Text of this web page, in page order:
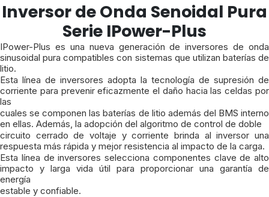
Inversor de Onda Senoidal Pura
Serie IPower-Plus
IPower-Plus es una nueva generación de inversores de onda
sinusoidal pura compatibles con sistemas que utilizan baterías de
litio.
Esta línea de inversores adopta la tecnología de supresión de
corriente para prevenir eficazmente el daño hacia las celdas por
las
cuales se componen las baterías de litio además del BMS interno
en ellas. Además, la adopción del algoritmo de control de doble
circuito cerrado de voltaje y corriente brinda al inversor una
respuesta más rápida y mejor resistencia al impacto de la carga.
Esta línea de inversores selecciona componentes clave de alto
impacto y larga vida útil para proporcionar una garantía de
energía
estable y confiable.